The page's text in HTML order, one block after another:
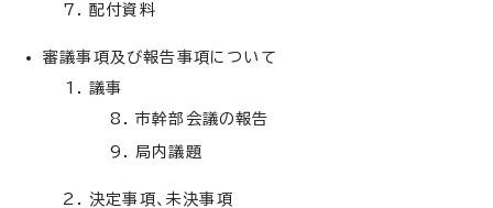
配付資料
審議事項及び報告事項について
議事
市幹部会議の報告
局内議題
決定事項、未決事項